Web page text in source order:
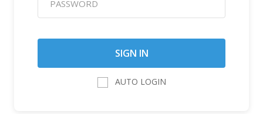
AUTO LOGIN